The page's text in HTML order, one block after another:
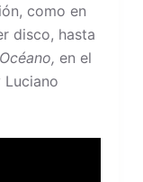
como en
disco, hasta
en el
Luciano